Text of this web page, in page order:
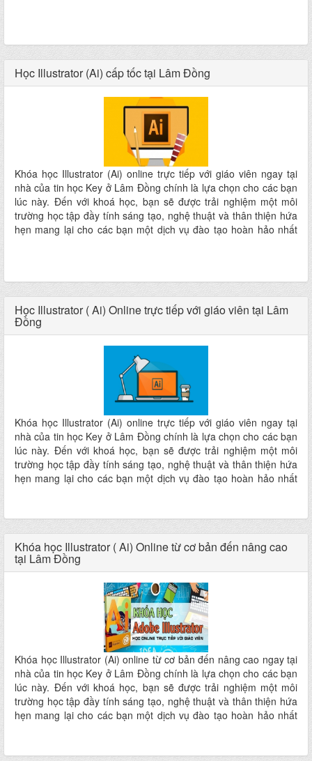
Học Illustrator (Ai) cấp tốc tại Lâm Đồng
Khóa học Illustrator (Ai) online trực tiếp với giáo viên ngay tại
nhà của tin học Key ở Lâm Đồng chính là lựa chọn cho các bạn
lúc này. Đến với khoá học, bạn sẽ được trải nghiệm một môi
trường học tập đầy tính sáng tạo, nghệ thuật và thân thiện hứa
hẹn mang lại cho các bạn một dịch vụ đào tạo hoàn hảo nhất
Học Illustrator ( Ai) Online trực tiếp với giáo viên tại Lâm
Đồng
Khóa học Illustrator (Ai) online trực tiếp với giáo viên ngay tại
nhà của tin học Key ở Lâm Đồng chính là lựa chọn cho các bạn
lúc này. Đến với khoá học, bạn sẽ được trải nghiệm một môi
trường học tập đầy tính sáng tạo, nghệ thuật và thân thiện hứa
hẹn mang lại cho các bạn một dịch vụ đào tạo hoàn hảo nhất
Khóa học Illustrator ( Ai) Online từ cơ bản đến nâng cao
tại Lâm Đồng
Khóa học Illustrator (Ai) online từ cơ bản đến nâng cao ngay tại
nhà của tin học Key ở Lâm Đồng chính là lựa chọn cho các bạn
lúc này. Đến với khoá học, bạn sẽ được trải nghiệm một môi
trường học tập đầy tính sáng tạo, nghệ thuật và thân thiện hứa
hẹn mang lại cho các bạn một dịch vụ đào tạo hoàn hảo nhất